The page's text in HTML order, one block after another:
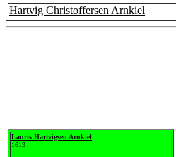
Hartvig Christoffersen Arnkiel
Lauris Hartvigsen Arnkiel
1613
-